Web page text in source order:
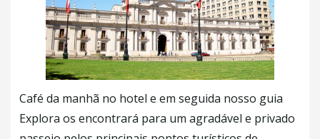
no edifício mais alto de todo o Hemisfério Sul).
Café da manhã no hotel e em seguida nosso guia
Explora os encontrará para um agradável e privado